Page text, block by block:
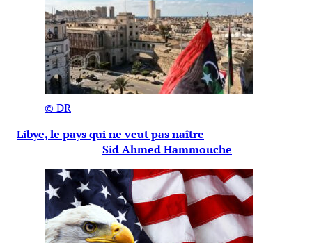
© DR
Libye, le pays qui ne veut pas naître
Sid Ahmed Hammouche